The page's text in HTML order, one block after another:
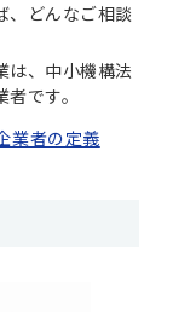
、どんなご相談
は、中小機構法
です。
業者の定義